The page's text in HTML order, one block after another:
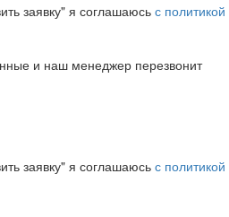
заявку" я соглашаюсь с политикой
и наш менеджер перезвонит
заявку" я соглашаюсь с политикой